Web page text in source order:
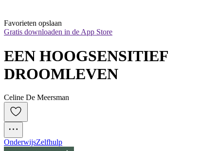
Favorieten opslaan
Gratis downloaden in de App Store
EEN HOOGSENSITIEF
DROOMLEVEN
Celine De Meersman
OnderwijsZelfhulp